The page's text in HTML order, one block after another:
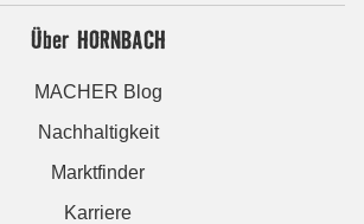
Über HORNBACH
MACHER Blog
Nachhaltigkeit
Marktfinder
Karriere